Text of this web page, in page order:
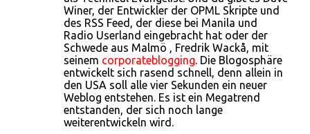
Winer, der Entwickler der OPML Skripte und
des RSS Feed, der diese bei Manila und
Radio Userland eingebracht hat oder der
Schwede aus Malmö , Fredrik Wackå, mit
seinem corporateblogging. Die Blogosphäre
entwickelt sich rasend schnell, denn allein in
den USA soll alle vier Sekunden ein neuer
Weblog entstehen. Es ist ein Megatrend
entstanden, der sich noch lange
weiterentwickeln wird.